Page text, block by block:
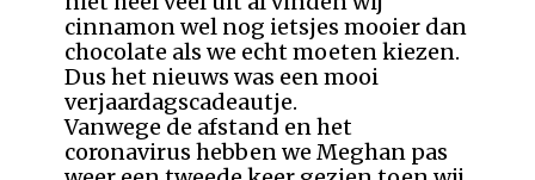
cinnamon wel nog ietsjes mooier dan
chocolate als we echt moeten kiezen.
Dus het nieuws was een mooi
verjaardagscadeautje.
Vanwege de afstand en het
coronavirus hebben we Meghan pas